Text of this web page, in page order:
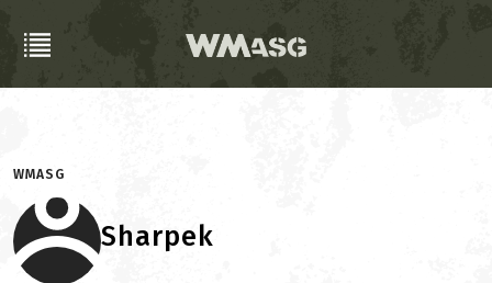
WMASG
Sharpek